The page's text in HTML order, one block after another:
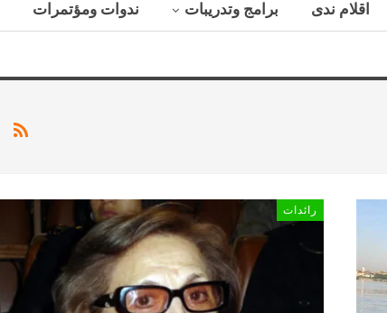
اقلام ندى برامج وتدريبات ندوات ومؤتمرات
رائدات